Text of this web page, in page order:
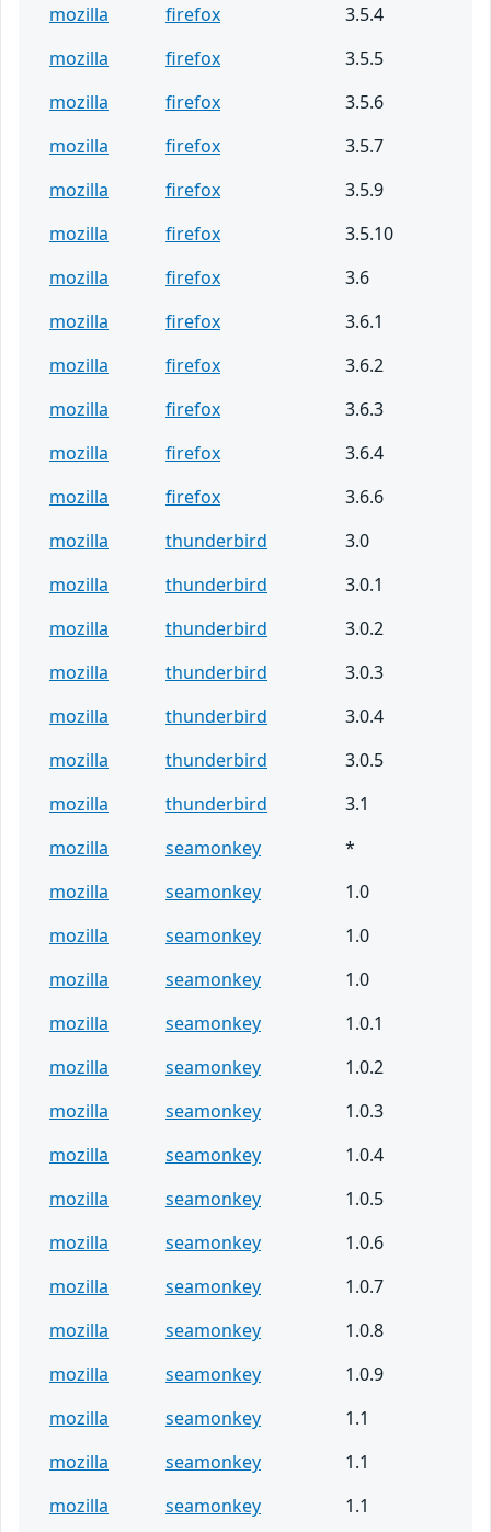
mozilla firefox
3.5.4
mozilla
firefox
3.5.5
mozilla
firefox
3.5.6
mozilla
firefox
3.5.7
mozilla
firefox
3.5.9
mozilla
firefox
3.5.10
mozilla
firefox
3.6
mozilla
firefox
3.6.1
mozilla
firefox
3.6.2
mozilla
firefox
3.6.3
mozilla
firefox
3.6.4
mozilla
firefox
3.6.6
mozilla
thunderbird
3.0
mozilla
thunderbird
3.0.1
mozilla
thunderbird
3.0.2
mozilla
thunderbird
3.0.3
mozilla
thunderbird
3.0.4
mozilla
thunderbird
3.0.5
mozilla
thunderbird
3.1
mozilla
seamonkey
*
mozilla
seamonkey
1.0
mozilla
seamonkey
1.0
mozilla
seamonkey
1.0
mozilla
seamonkey
1.0.1
mozilla
seamonkey
1.0.2
mozilla
seamonkey
1.0.3
mozilla
seamonkey
1.0.4
mozilla
seamonkey
1.0.5
mozilla
seamonkey
1.0.6
mozilla
seamonkey
1.0.7
mozilla
seamonkey
1.0.8
mozilla
seamonkey
1.0.9
mozilla
seamonkey
1.1
mozilla
seamonkey
1.1
mozilla
seamonkey
1.1